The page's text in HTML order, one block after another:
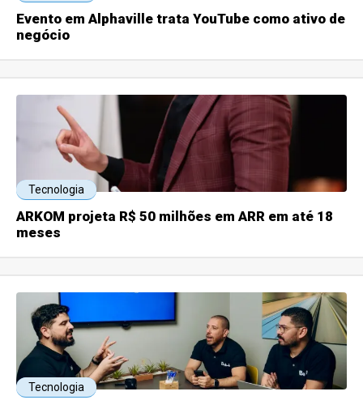
Evento em Alphaville trata YouTube como ativo de
negócio
Tecnologia
ARKOM projeta R$ 50 milhões em ARR em até 18
meses
Tecnologia